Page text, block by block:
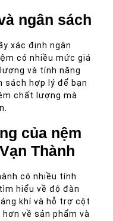
ngân sách
xác định ngân
có nhiều mức giá
và tính năng
sách hợp lý để bạn
chất lượng mà
của nệm
Thành
có nhiều tính
hiểu về độ đàn
khí và hỗ trợ cột
về sản phẩm và